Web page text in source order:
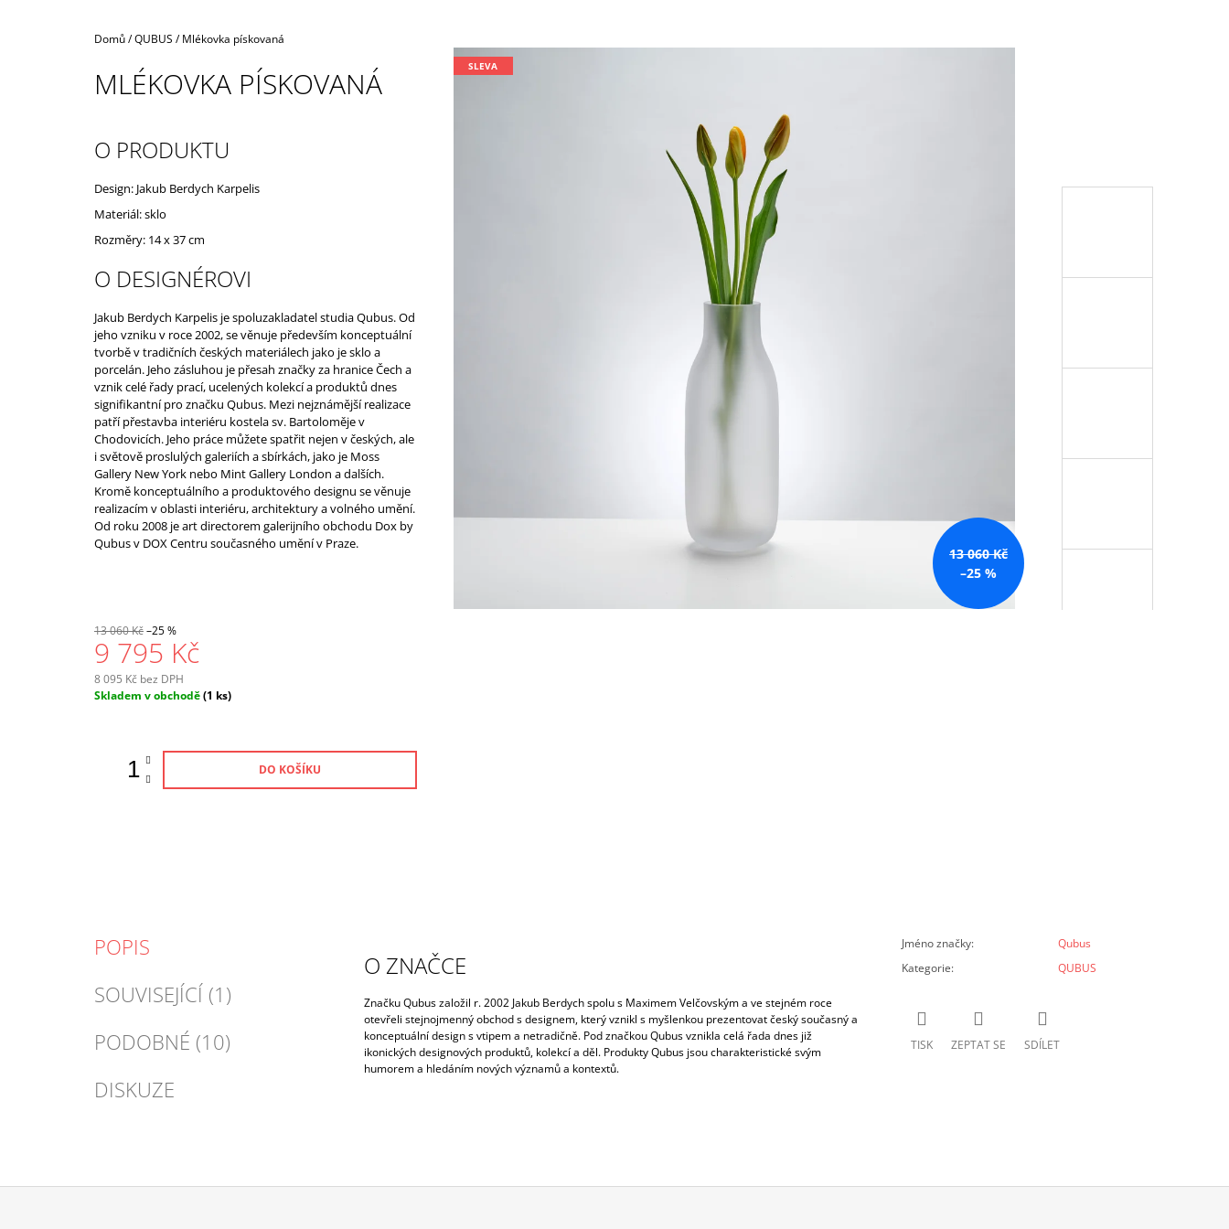
Domů/QUBUS / Mlékovka pískovaná
MLÉKOVKA PÍSKOVANÁ SLEVA
13 060 Kč
–25 %
O PRODUKTU
Design: Jakub Berdych Karpelis
Materiál: sklo
Rozměry: 14 x 37 cm
O DESIGNÉROVI
Jakub Berdych Karpelis je spoluzakladatel studia Qubus. Od
jeho vzniku v roce 2002, se věnuje především konceptuální
tvorbě v tradičních českých materiálech jako je sklo a
porcelán. Jeho zásluhou je přesah značky za hranice Čech a
vznik celé řady prací, ucelených kolekcí a produktů dnes
signifikantní pro značku Qubus. Mezi nejznámější realizace
patří přestavba interiéru kostela sv. Bartoloměje v
Chodovicích. Jeho práce můžete spatřit nejen v českých, ale
i světově proslulých galeriích a sbírkách, jako je Moss
Gallery New York nebo Mint Gallery London a dalších.
Kromě konceptuálního a produktového designu se věnuje
realizacím v oblasti interiéru, architektury a volného umění.
Od roku 2008 je art directorem galerijního obchodu Dox by
Qubus v DOX Centru současného umění v Praze.
13 060 Kč–25 %
9 795 Kč
8 095 Kč bez DPH
Měrná
Skladem v obchodě(1 ks)
DO KOŠÍKU
POPIS
SOUVISEJÍCÍ (1)
PODOBNÉ (10)
DISKUZE
O ZNAČCE
Značku Qubus založil r. 2002 Jakub Berdych spolu s Maximem Velčovským a ve stejném roce
otevřeli stejnojmenný obchod s designem, který vznikl s myšlenkou prezentovat český současný a
konceptuální design s vtipem a netradičně. Pod značkou Qubus vznikla celá řada dnes již
ikonických designových produktů, kolekcí a děl. Produkty Qubus jsou charakteristické svým
humorem a hledáním nových významů a kontextů.
Jméno značky:
Qubus
Kategorie: QUBUS
TISK ZEPTAT SE SDÍLET